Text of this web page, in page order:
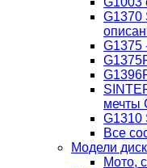
G1370
G1375
мечты
G1310
Все
Модели
Мото,